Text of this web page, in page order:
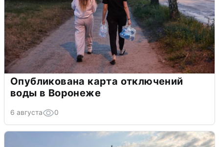
Опубликована карта отключений
воды в Воронеже
6 августа 0